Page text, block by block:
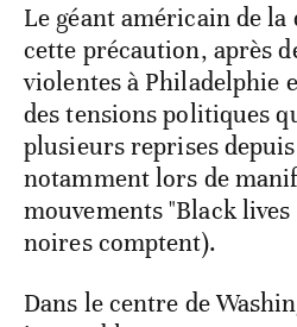
Le géant américain de
cette précaution, après
violentes à Philadelphie
des tensions politiques
plusieurs reprises
notamment lors de
mouvements "Black
noires comptent).
Dans le centre de